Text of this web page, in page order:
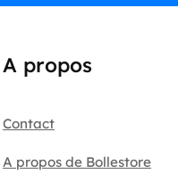
A propos
Contact
A propos de Bollestore